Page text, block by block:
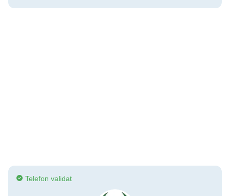
Telefon validat